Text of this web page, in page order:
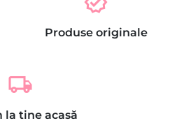
Produse originale
local_shipping
la tine acasă